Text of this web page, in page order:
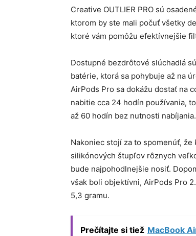
Creative OUTLIER PRO sú
ktorom by ste mali počuť všetky
ktoré vám pomôžu efektívnejšie
Dostupné bezdrôtové slúchadlá
batérie, ktorá sa pohybuje až na
AirPods Pro sa dokážu dostať na
nabitie cca 24 hodín používania,
až 60 hodín bez nutnosti nabíjania.
Nakoniec stojí za to spomenúť, že
silikónových štupľov rôznych
bude najpohodlnejšie nosiť.
však boli objektívni, AirPods Pro
5,3 gramu.
Prečítajte si tiež MacBook